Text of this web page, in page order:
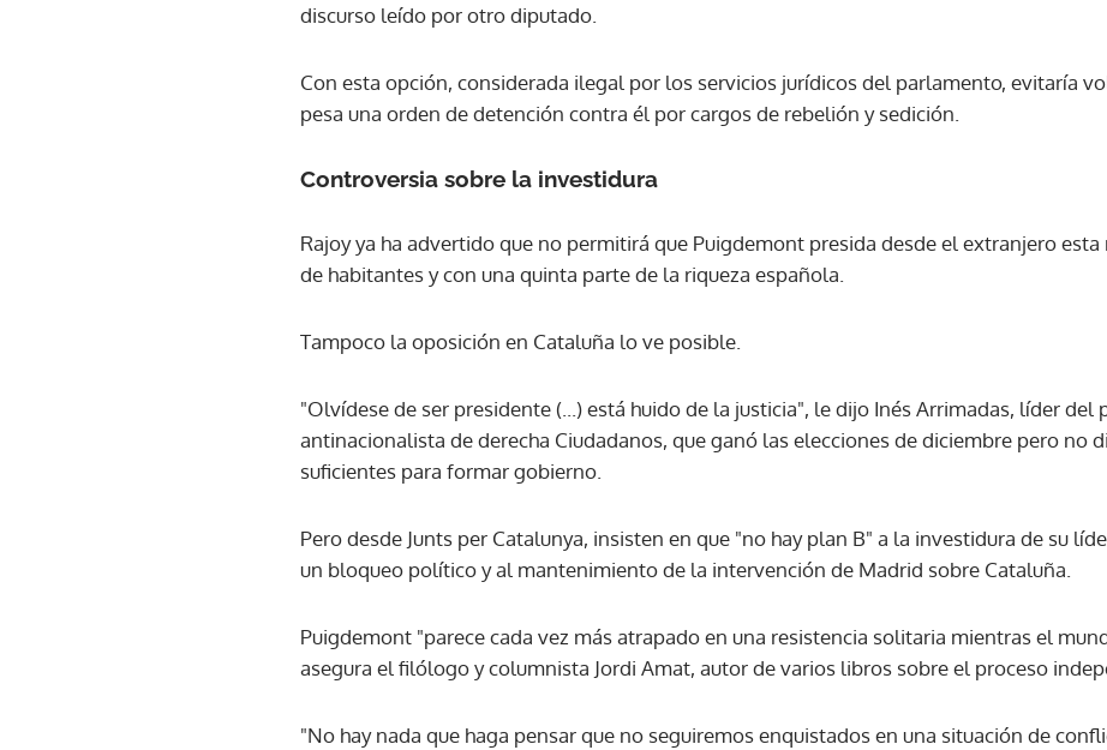
discurso leído por otro diputado.
Con esta opción, considerada ilegal por los servicios jurídicos del parlamento, evitaría
pesa una orden de detención contra él por cargos de rebelión y sedición.
Controversia sobre la investidura
Rajoy ya ha advertido que no permitirá que Puigdemont presida desde el extranjero
de habitantes y con una quinta parte de la riqueza española.
Tampoco la oposición en Cataluña lo ve posible.
"Olvídese de ser presidente (...) está huido de la justicia", le dijo Inés Arrimadas, líder del
antinacionalista de derecha Ciudadanos, que ganó las elecciones de diciembre pero no
suficientes para formar gobierno.
Pero desde Junts per Catalunya, insisten en que "no hay plan B" a la investidura de su
un bloqueo político y al mantenimiento de la intervención de Madrid sobre Cataluña.
Puigdemont "parece cada vez más atrapado en una resistencia solitaria mientras el
asegura el filólogo y columnista Jordi Amat, autor de varios libros sobre el proceso
"No hay nada que haga pensar que no seguiremos enquistados en una situación de